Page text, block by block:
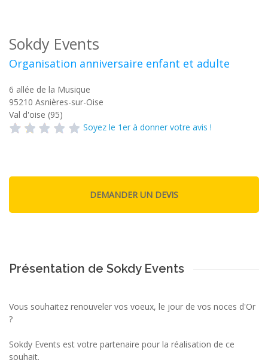
Sokdy Events
Organisation anniversaire enfant et adulte
6 allée de la Musique
95210 Asnières-sur-Oise
Val d'oise (95)
Soyez le 1er à donner votre avis !
Présentation de Sokdy Events
Vous souhaitez renouveler vos voeux, le jour de vos noces d'Or
?
Sokdy Events est votre partenaire pour la réalisation de ce
souhait.